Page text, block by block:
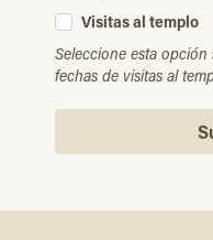
Visitas al templo
Seleccione esta
fechas de visitas al